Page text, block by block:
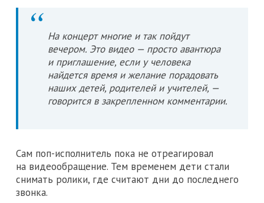
На концерт многие и так пойдут
вечером. Это видео — просто авантюра
и приглашение, если у человека
найдется время и желание порадовать
наших детей, родителей и учителей, —
говорится в закрепленном комментарии.
Сам поп-исполнитель пока не отреагировал
на видеообращение. Тем временем дети стали
снимать ролики, где считают дни до последнего
звонка.